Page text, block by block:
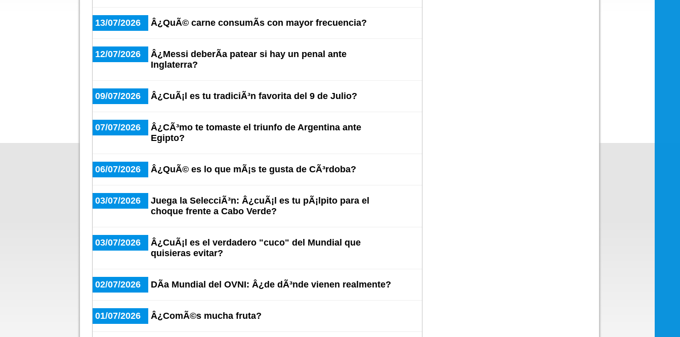
13/07/2026 Â¿QuÃ© carne consumÃ­s con mayor frecuencia?
12/07/2026
Â¿Messi deberÃ­a patear si hay un penal ante
Inglaterra?
09/07/2026 Â¿CuÃ¡l es tu tradiciÃ³n favorita del 9 de Julio?
07/07/2026
Â¿CÃ³mo te tomaste el triunfo de Argentina ante
Egipto?
06/07/2026 Â¿QuÃ© es lo que mÃ¡s te gusta de CÃ³rdoba?
03/07/2026
Juega la SelecciÃ³n: Â¿cuÃ¡l es tu pÃ¡lpito para el
choque frente a Cabo Verde?
03/07/2026
Â¿CuÃ¡l es el verdadero "cuco" del Mundial que
quisieras evitar?
02/07/2026 DÃ­a Mundial del OVNI: Â¿de dÃ³nde vienen realmente?
01/07/2026 Â¿ComÃ©s mucha fruta?